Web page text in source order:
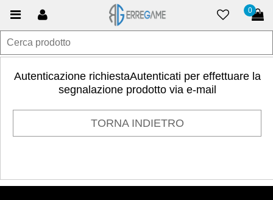
0
Autenticazione richiestaAutenticati per effettuare la
segnalazione prodotto via e-mail
TORNA INDIETRO